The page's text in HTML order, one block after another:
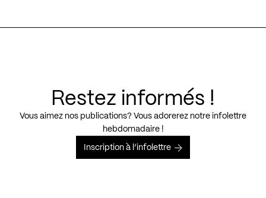
Restez informés !
Vous aimez nos publications? Vous adorerez notre infolettre
hebdomadaire !
Inscription à l’infolettre